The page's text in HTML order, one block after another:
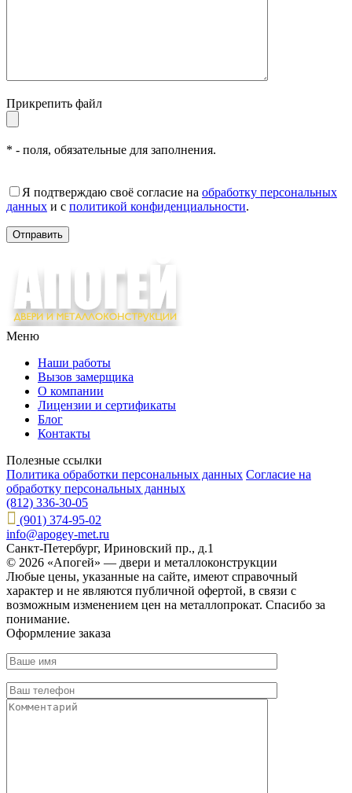
Прикрепить файл
* - поля, обязательные для заполнения.
Я подтверждаю своё согласие на обработку персональных
данных и с политикой конфиденциальности.
Меню
Наши работы
Вызов замерщика
О компании
Лицензии и сертификаты
Блог
Контакты
Полезные ссылки
Политика обработки персональных данных Согласие на
обработку персональных данных
(812) 336-30-05
(901) 374-95-02
info@apogey-met.ru
Санкт-Петербург, Ириновский пр., д.1
© 2026 «Апогей» — двери и металлоконструкции
Любые цены, указанные на сайте, имеют справочный
характер и не являются публичной офертой, в связи с
возможным изменением цен на металлопрокат. Спасибо за
понимание.
Оформление заказа